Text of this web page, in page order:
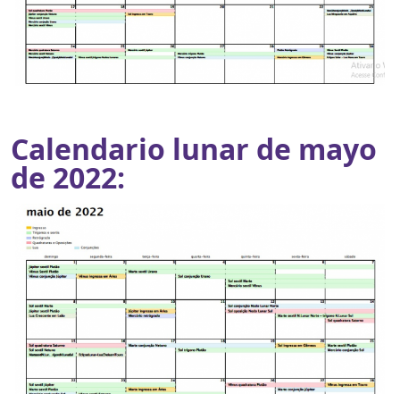
Calendario lunar de mayo
de 2022: